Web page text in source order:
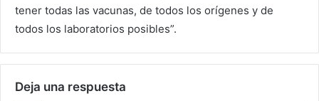
tener todas las vacunas, de todos los orígenes y de
todos los laboratorios posibles”.
Deja una respuesta